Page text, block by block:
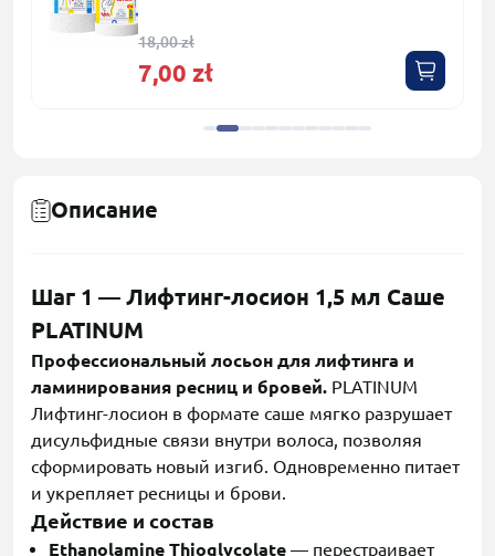
18,00 zł
7,00 zł
Описание
Шаг 1 — Лифтинг-лосион 1,5 мл Саше
PLATINUM
Профессиональный лосьон для лифтинга и
ламинирования ресниц и бровей. PLATINUM
Лифтинг-лосион в формате саше мягко разрушает
дисульфидные связи внутри волоса, позволяя
сформировать новый изгиб. Одновременно питает
и укрепляет ресницы и брови.
Действие и состав
Ethanolamine Thioglycolate — перестраивает